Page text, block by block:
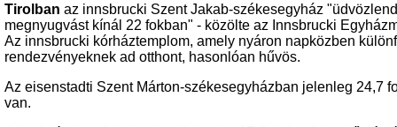
Tirolban az innsbrucki Szent Jakab-székesegyház
megnyugvást kínál 22 fokban" - közölte az Innsbrucki
Az innsbrucki kórháztemplom, amely nyáron napközben
rendezvényeknek ad otthont, hasonlóan hűvös.
Az eisenstadti Szent Márton-székesegyházban jelenleg 24,7
van.